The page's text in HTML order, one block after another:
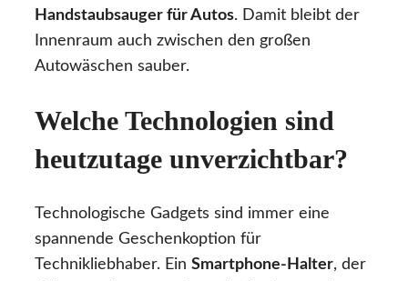
Handstaubsauger für Autos. Damit bleibt der
Innenraum auch zwischen den großen
Autowäschen sauber.
Welche Technologien sind
heutzutage unverzichtbar?
Technologische Gadgets sind immer eine
spannende Geschenkoption für
Technikliebhaber. Ein Smartphone-Halter, der